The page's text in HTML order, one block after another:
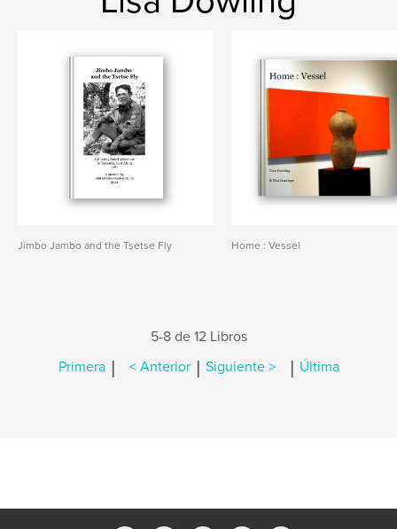
Jimbo Jambo and the Tsetse Fly Home : Vessel
5-8 de 12 Libros
Primera | < Anterior | Siguiente > | Última